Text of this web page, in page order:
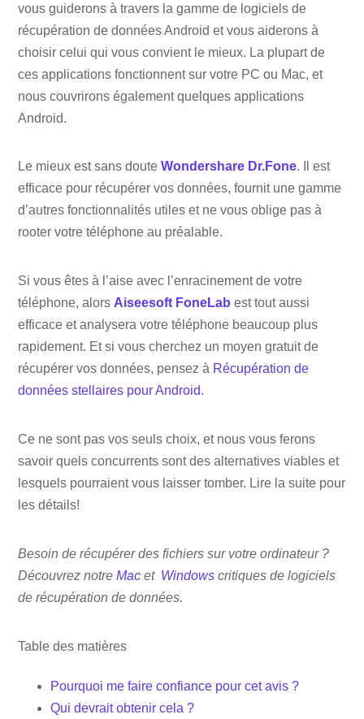
vous guiderons à travers la gamme de logiciels de
récupération de données Android et vous aiderons à
choisir celui qui vous convient le mieux. La plupart de
ces applications fonctionnent sur votre PC ou Mac, et
nous couvrirons également quelques applications
Android.
Le mieux est sans douteWondershare Dr.Fone. Il est
efficace pour récupérer vos données, fournit une gamme
d’autres fonctionnalités utiles et ne vous oblige pas à
rooter votre téléphone au préalable.
Si vous êtes à l’aise avec l’enracinement de votre
téléphone, alors Aiseesoft FoneLab est tout aussi
efficace et analysera votre téléphone beaucoup plus
rapidement. Et si vous cherchez un moyen gratuit de
récupérer vos données, pensez à Récupération de
données stellaires pour Android.
Ce ne sont pas vos seuls choix, et nous vous ferons
savoir quels concurrents sont des alternatives viables et
lesquels pourraient vous laisser tomber. Lire la suite pour
les détails!
Besoin de récupérer des fichiers sur votre ordinateur ?
Découvrez notreMac et Windows critiques de logiciels
de récupération de données.
Table des matières
Pourquoi me faire confiance pour cet avis ?
Qui devrait obtenir cela ?